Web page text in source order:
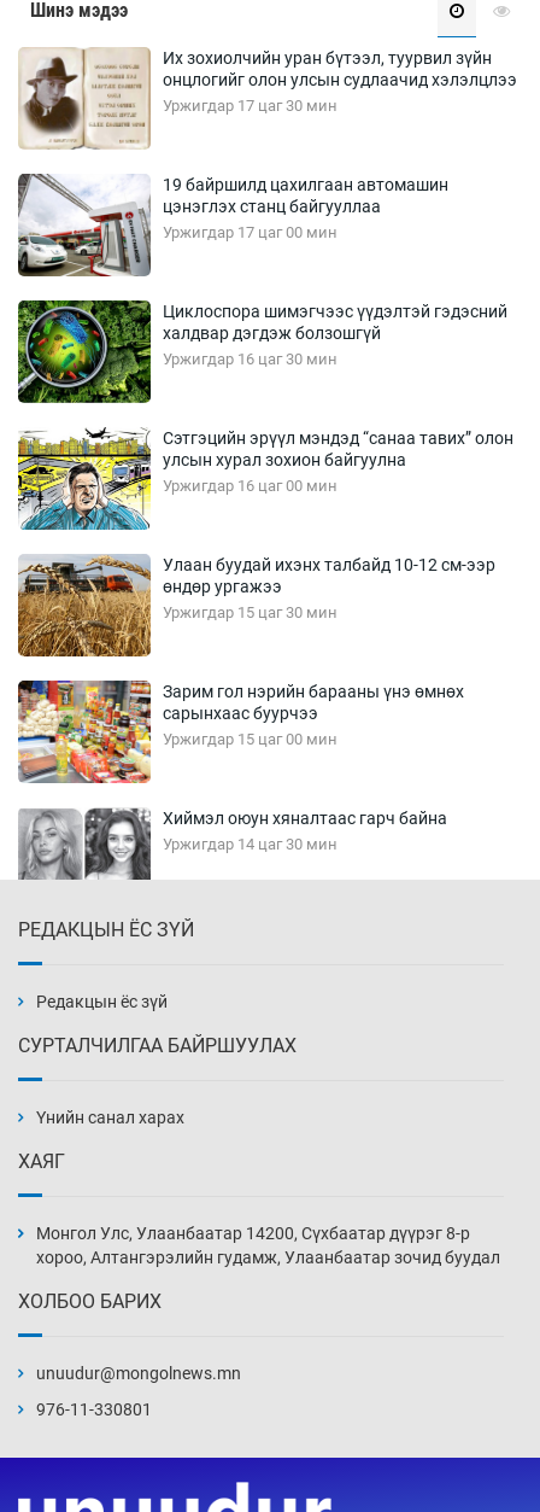
Шинэ мэдээ
Их зохиолчийн уран бүтээл, туурвил зүйн
онцлогийг олон улсын судлаачид хэлэлцлээ
Уржигдар 17 цаг 30 мин
19 байршилд цахилгаан автомашин
цэнэглэх станц байгууллаа
Уржигдар 17 цаг 00 мин
Циклоспора шимэгчээс үүдэлтэй гэдэсний
халдвар дэгдэж болзошгүй
Уржигдар 16 цаг 30 мин
Сэтгэцийн эрүүл мэндэд “санаа тавих” олон
улсын хурал зохион байгуулна
Уржигдар 16 цаг 00 мин
Улаан буудай ихэнх талбайд 10-12 см-ээр
өндөр ургажээ
Уржигдар 15 цаг 30 мин
Зарим гол нэрийн барааны үнэ өмнөх
сарынхаас буурчээ
Уржигдар 15 цаг 00 мин
Хиймэл оюун хяналтаас гарч байна
Уржигдар 14 цаг 30 мин
Уржигдар 14 цаг 00 мин
нэмэгджээ
Уржигдар 13 цаг 30 мин
Уржигдар 13 цаг 00 мин
Уржигдар 12 цаг 30 мин
РЕДАКЦЫН ЁС ЗҮЙ
Редакцын ёс зүй
СУРТАЛЧИЛГАА БАЙРШУУЛАХ
Үнийн санал харах
ХАЯГ
Монгол Улс, Улаанбаатар 14200, Сүхбаатар дүүрэг 8-р
хороо, Алтангэрэлийн гудамж, Улаанбаатар зочид буудал
ХОЛБОО БАРИХ
unuudur@mongolnews.mn
976-11-330801